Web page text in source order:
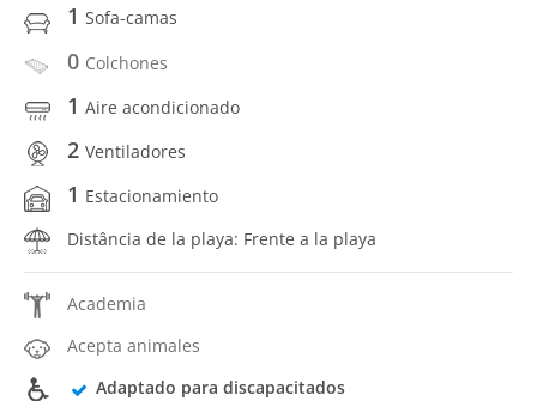
1 Sofa-camas
0 Colchones
1 Aire acondicionado
2 Ventiladores
1 Estacionamiento
Distância de la playa: Frente a la playa
Academia
Acepta animales
Adaptado para discapacitados